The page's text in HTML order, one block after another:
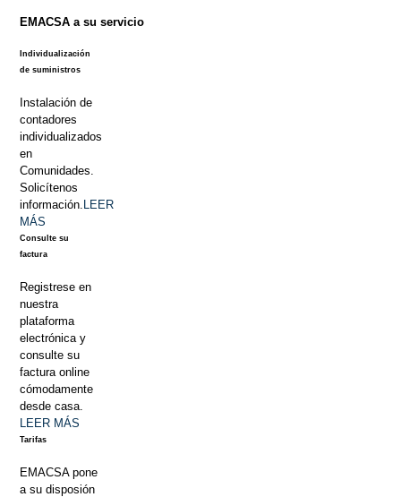
EMACSA a su servicio
Individualización
de suministros
Instalación de
contadores
individualizados
en
Comunidades.
Solicítenos
información.
LEER
MÁS
Consulte su
factura
Registrese en
nuestra
plataforma
electrónica y
consulte su
factura online
cómodamente
desde casa.
LEER MÁS
Tarifas
EMACSA pone
a su disposión